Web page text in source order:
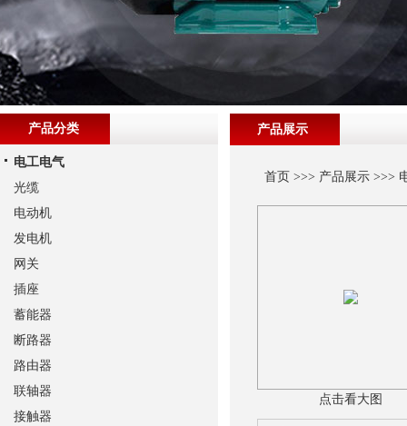
产品展示
首页 >>> 产品展示>>>
点击看大图
产品分类
电工电气
光缆
电动机
发电机
网关
插座
蓄能器
断路器
路由器
联轴器
接触器